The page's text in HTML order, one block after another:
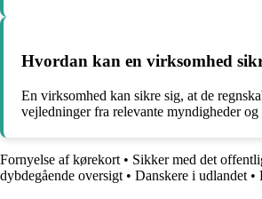
Hvordan kan en virksomhed
En virksomhed kan sikre sig, at de
vejledninger fra relevante myndigheder
Fornyelse af kørekort • Sikker med det
dybdegående oversigt • Danskere i udlandet •